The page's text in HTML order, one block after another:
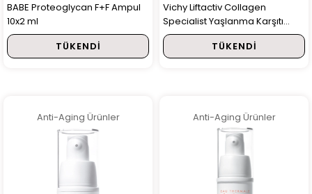
BABE Proteoglycan F+F Ampul
10x2 ml
TÜKENDI
Vichy Liftactiv Collagen
Specialist Yaşlanma Karşıtı
Gece Bakım Kremi 50 ml
TÜKENDI
Anti-Aging Ürünler Anti-Aging Ürünler